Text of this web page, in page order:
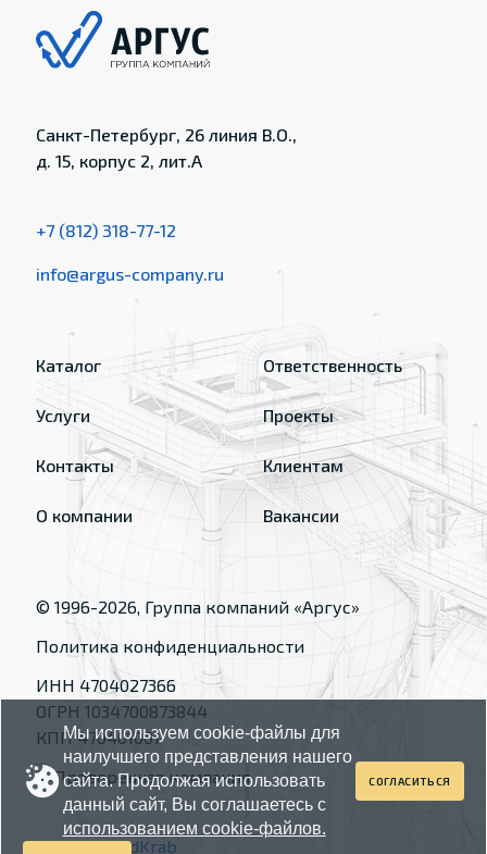
Санкт-Петербург, 26 линия В.О.,
д. 15, корпус 2, лит.А
+7 (812) 318-77-12
info@argus-company.ru
Каталог
Услуги
Контакты
О компании
Ответственность
Проекты
Клиентам
Вакансии
© 1996-2026, Группа компаний «Аргус»
Политика конфиденциальности
ИНН 4704027366
ОГРН 1034700873844
КПП 470401001
Made byRedKrab
Мы используем cookie-файлы для
наилучшего представления нашего
сайта. Продолжая использовать
данный сайт, Вы соглашаетесь с
использованием cookie-файлов.
СОГЛАСИТЬСЯ